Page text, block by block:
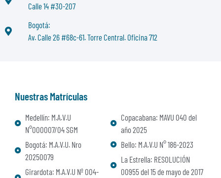
Calle 14 #30-207
Bogotá:
Av. Calle 26 #68c-61. Torre Central. Oficina 712
Nuestras Matrículas
Medellín: M.A.V.U
N°000007/04 SGM
Bogotá: M.A.V.U. Nro
20250079
Girardota: M.A.V.U Nº 004-
Copacabana: MAVU 040 del
año 2025
Bello: M.A.V.U N° 186-2023
La Estrella: RESOLUCIÓN
00955 del 15 de mayo de 2017